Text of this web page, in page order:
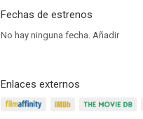
Fechas de estrenos
No hay ninguna fecha. Añadir
Enlaces externos